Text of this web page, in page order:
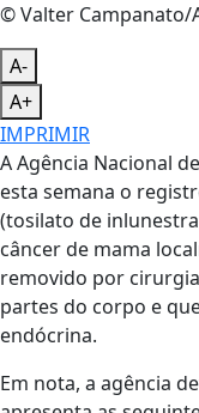
© Valter Campanato/
A-
A+
IMPRIMIR
A Agência Nacional
esta semana o
(tosilato de
câncer de mama
removido por
partes do corpo e
endócrina.
Em nota, a agência